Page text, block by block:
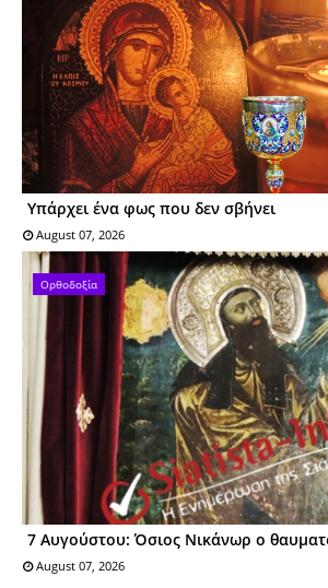
Υπάρχει ένα φως που δεν σβήνει
August 07, 2026
Ορθοδοξία
7 Αυγούστου: Όσιος Nικάνωρ o
August 07, 2026